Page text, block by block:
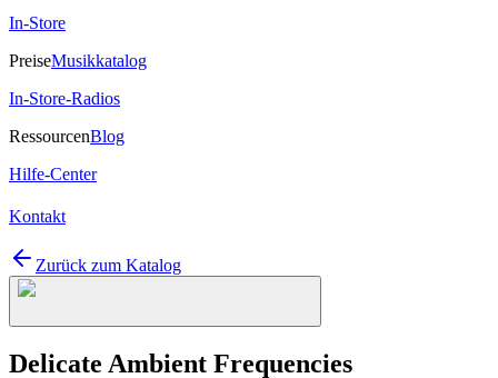
In-Store
PreiseMusikkatalog
In-Store-Radios
RessourcenBlog
Hilfe-Center
Kontakt
Zurück zum Katalog
Delicate Ambient Frequencies